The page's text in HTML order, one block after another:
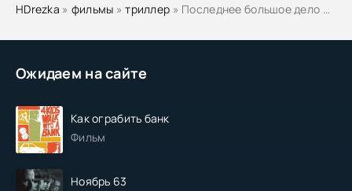
Ожидаем на сайте
Как ограбить банк
Фильм
Ноябрь 63
HDrezka » фильмы »триллер » Последнее большое дело Шоки и Морти